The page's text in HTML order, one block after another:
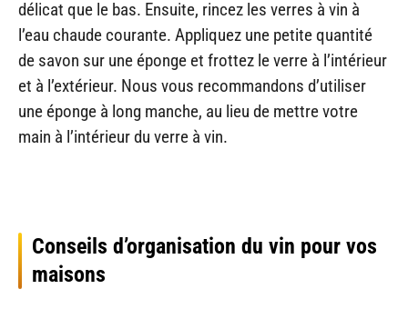
délicat que le bas. Ensuite, rincez les verres à vin à
l’eau chaude courante. Appliquez une petite quantité
de savon sur une éponge et frottez le verre à l’intérieur
et à l’extérieur. Nous vous recommandons d’utiliser
une éponge à long manche, au lieu de mettre votre
main à l’intérieur du verre à vin.
Conseils d’organisation du vin pour vos
maisons